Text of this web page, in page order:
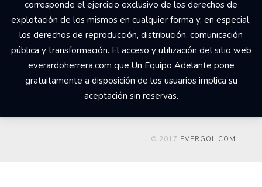
corresponde el ejercicio exclusivo de los derechos de
explotación de los mismos en cualquier forma y, en especial,
los derechos de reproducción, distribución, comunicación
pública y transformación. El acceso y utilización del sitio web
everardoherrera.com que Un Equipo Adelante pone
gratuitamente a disposición de los usuarios implica su
aceptación sin reservas.
© 2017 EVERGOL.COM